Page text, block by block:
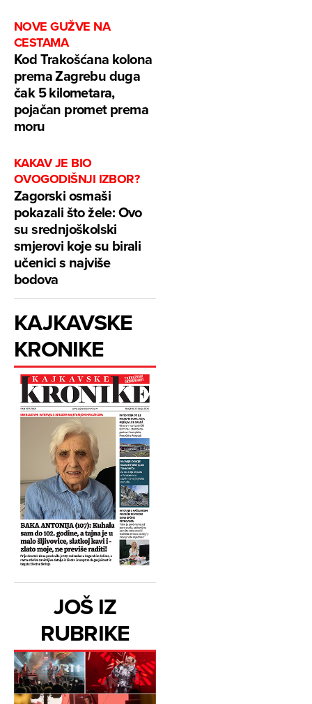
NOVE GUŽVE NA
CESTAMA
Kod Trakošćana kolona
prema Zagrebu duga
čak 5 kilometara,
pojačan promet prema
moru
KAKAV JE BIO
OVOGODIŠNJI IZBOR?
Zagorski osmaši
pokazali što žele: Ovo
su srednjoškolski
smjerovi koje su birali
učenici s najviše
bodova
KAJKAVSKE
KRONIKE
JOŠ IZ
RUBRIKE